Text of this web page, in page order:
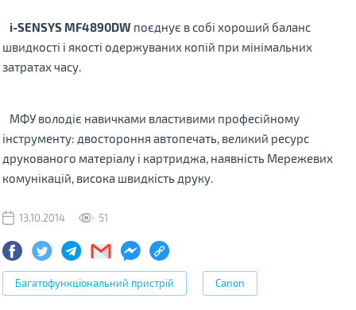
i-SENSYS MF4890DWпоєднує в собі хороший баланс
швидкості і якості одержуваних копій при мінімальних
затратах часу.
МФУ володіє навичками властивими професійному
інструменту: двостороння автопечать, великий ресурс
друкованого матеріалу і картриджа, наявність Мережевих
комунікацій, висока швидкість друку.
13.10.2014 51
Багатофункціональний пристрій Canon